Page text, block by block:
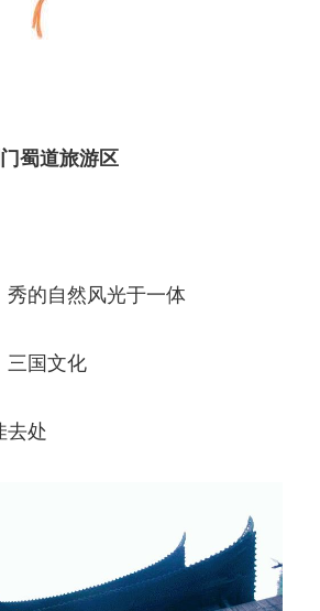
蜀道旅游区
秀的自然风光于一体
三国文化
去处